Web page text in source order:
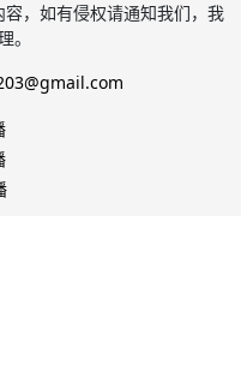
，如有侵权请通知我们，我
。